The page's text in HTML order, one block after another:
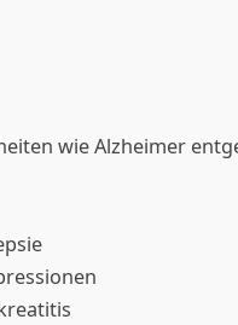
wie Alzheimer